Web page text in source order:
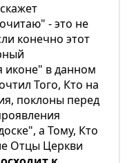
- это не
конечно этот
иконе" в данном
Того, Кто на
поклоны перед
а Тому, Кто
Отцы Церкви